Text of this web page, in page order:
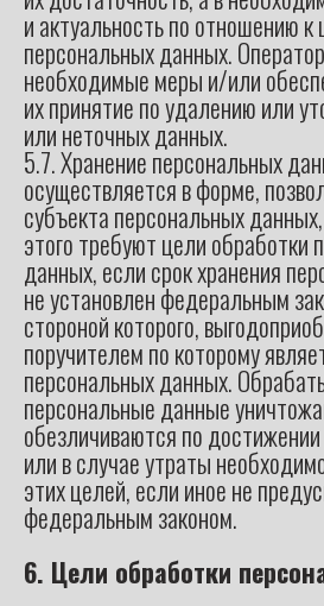
и актуальность по отношению
персональных данных.
необходимые меры и/или
их принятие по удалению или
или неточных данных.
5.7. Хранение персональных
осуществляется в форме,
субъекта персональных
этого требуют цели обработки
данных, если срок хранения
не установлен федеральным
стороной которого,
поручителем по которому
персональных данных.
персональные данные
обезличиваются по
или в случае утраты
этих целей, если иное не
федеральным законом.
6. Цели обработки